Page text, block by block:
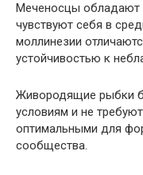
Меченосцы обладают
чувствуют себя в
моллинезии
устойчивостью к
Живородящие рыбки
условиям и не
оптимальными для
сообщества.